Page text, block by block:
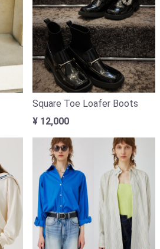
Square Toe Loafer Boots
¥ 12,000